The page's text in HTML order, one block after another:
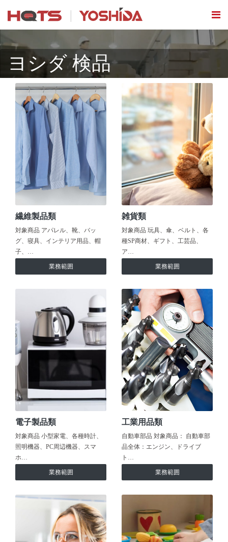
ヨシダ 検品
繊維製品類
対象商品 アパレル、靴、バッ
グ、寝具、インテリア用品、帽
子、…
業務範囲
雑貨類
対象商品 玩具、傘、ベルト、各
種SP商材、ギフト、工芸品、
ア…
業務範囲
電子製品類
対象商品 小型家電、各種時計、
照明機器、PC周辺機器、スマ
ホ…
業務範囲
工業用品類
自動車部品 対象商品： 自動車部
品全体：エンジン、ドライブ
ト…
業務範囲